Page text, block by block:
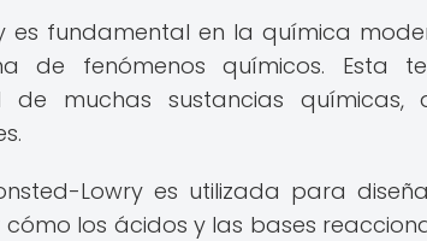
es fundamental en la química
de fenómenos químicos. Esta
muchas sustancias químicas,
Lowry es utilizada para
los ácidos y las bases